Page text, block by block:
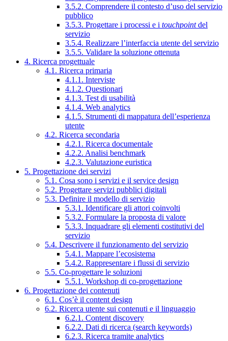
3.5.2. Comprendere il contesto d’uso del servizio
pubblico
3.5.3. Progettare i processi e i touchpointdel
servizio
3.5.4. Realizzare l’interfaccia utente del servizio
3.5.5. Validare la soluzione ottenuta
4. Ricerca progettuale
4.1. Ricerca primaria
4.1.1. Interviste
4.1.2. Questionari
4.1.3. Test di usabilità
4.1.4. Web analytics
4.1.5. Strumenti di mappatura dell’esperienza
utente
4.2. Ricerca secondaria
4.2.1. Ricerca documentale
4.2.2. Analisi benchmark
4.2.3. Valutazione euristica
5. Progettazione dei servizi
5.1. Cosa sono i servizi e il service design
5.2. Progettare servizi pubblici digitali
5.3. Definire il modello di servizio
5.3.1. Identificare gli attori coinvolti
5.3.2. Formulare la proposta di valore
5.3.3. Inquadrare gli elementi costitutivi del
servizio
5.4. Descrivere il funzionamento del servizio
5.4.1. Mappare l’ecosistema
5.4.2. Rappresentare i flussi di servizio
5.5. Co-progettare le soluzioni
5.5.1. Workshop di co-progettazione
6. Progettazione dei contenuti
6.1. Cos’è il content design
6.2. Ricerca utente sui contenuti e il linguaggio
6.2.1. Content discovery
6.2.2. Dati di ricerca (search keywords)
6.2.3. Ricerca tramite analytics